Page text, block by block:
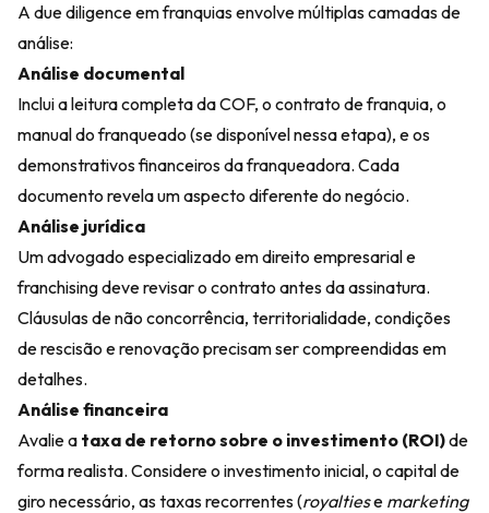
A due diligence em franquias envolve múltiplas camadas de
análise:
Análise documental
Inclui a leitura completa da COF, o contrato de franquia, o
manual do franqueado (se disponível nessa etapa), e os
demonstrativos financeiros da franqueadora. Cada
documento revela um aspecto diferente do negócio.
Análise jurídica
Um advogado especializado em direito empresarial e
franchising deve revisar o contrato antes da assinatura.
Cláusulas de não concorrência, territorialidade, condições
de rescisão e renovação precisam ser compreendidas em
detalhes.
Análise financeira
Avalie a taxa de retorno sobre o investimento (ROI)de
forma realista. Considere o investimento inicial, o capital de
giro necessário, as taxas recorrentes (royaltiese marketing